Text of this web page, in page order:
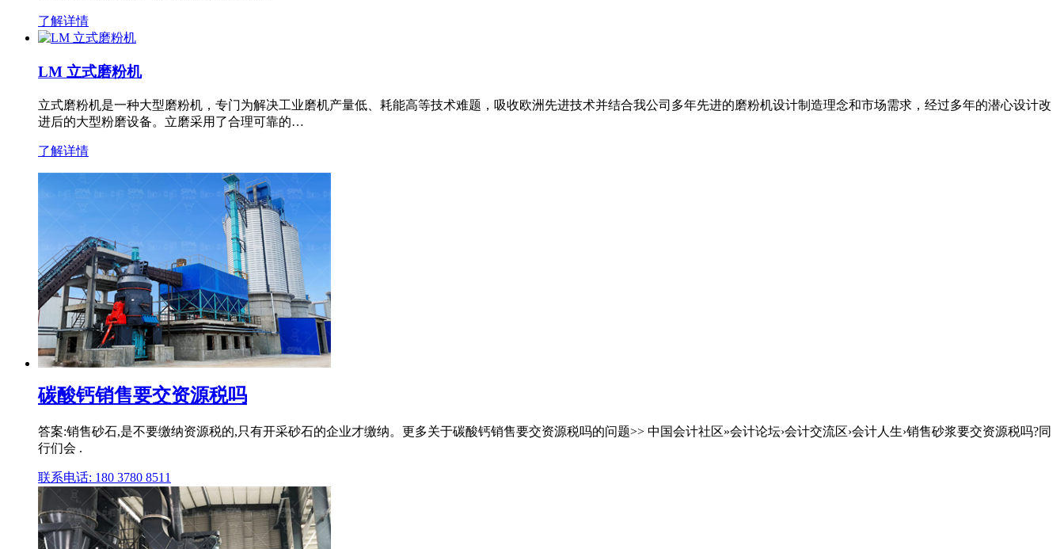
了解详情
LM 立式磨粉机
立式磨粉机是一种大型磨粉机，专门为解决工业磨机产量低、耗能高等技术难题，吸收欧洲先进技术并结合我公司多年先进的磨粉机设计制造理念和市场需求，经过多年的潜心设计改
进后的大型粉磨设备。立磨采用了合理可靠的…
了解详情
碳酸钙销售要交资源税吗
答案:销售砂石,是不要缴纳资源税的,只有开采砂石的企业才缴纳。更多关于碳酸钙销售要交资源税吗的问题>> 中国会计社区»会计论坛›会计交流区›会计人生›销售砂浆要交资源税吗?同
行们会 .
联系电话: 180 3780 8511